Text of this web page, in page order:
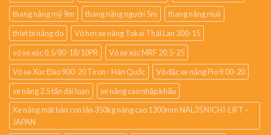
thang nâng mỹ 9m
thang nâng người 5m
thang nâng niuli
thiet bi nâng do
Vỏ hơi xe nâng Tokai Thái Lan 300-15
vỏ xe xúc 0.5/80-18/10PR
Vỏ xe xúc MRF 20.5-25
Vỏ xe Xúc Đào 900-20 Tiron - Hàn Quốc
Vỏ đặc xe nâng Pio 9.00-20
xe nâng 2.5 tấn đài loan
xe nâng cao nhập khẩu
Xe nâng mặt bàn con lăn 350kg nâng cao 1300mm NAL35 NICHI-LIFT –
JAPAN